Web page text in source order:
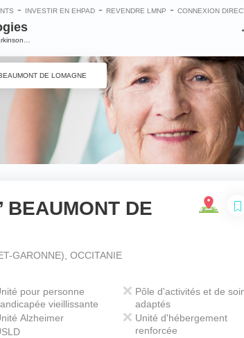
- INVESTIR EN EHPAD- REVENDRE LMNP - CONNEXION
Fermer
BEAUMONT DE
GARONNE), OCCITANIE
pour personne
vieillissante
Alzheimer
Pôle d'activités et de
adaptés
Unité d'hébergement
renforcée
DE LOMAGNE